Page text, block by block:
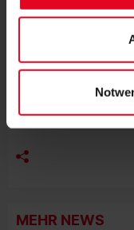
FFC Frankfurt gegen
Eurosport und
28. Juni geplant.
Pokalwettbewerb der
Juni geplant, das
MEHR NEWS